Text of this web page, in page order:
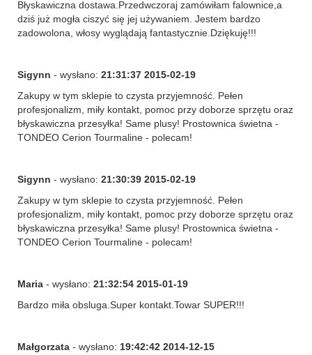
Błyskawiczna dostawa.Przedwczoraj zamówiłam falownice,a
dziś już mogła ciszyć się jej używaniem. Jestem bardzo
zadowolona, włosy wyglądają fantastycznie.Dziękuję!!!
Sigynn - wysłano: 21:31:37 2015-02-19
Zakupy w tym sklepie to czysta przyjemność. Pełen
profesjonalizm, miły kontakt, pomoc przy doborze sprzętu oraz
błyskawiczna przesyłka! Same plusy! Prostownica świetna -
TONDEO Cerion Tourmaline - polecam!
Sigynn - wysłano: 21:30:39 2015-02-19
Zakupy w tym sklepie to czysta przyjemność. Pełen
profesjonalizm, miły kontakt, pomoc przy doborze sprzętu oraz
błyskawiczna przesyłka! Same plusy! Prostownica świetna -
TONDEO Cerion Tourmaline - polecam!
Maria - wysłano: 21:32:54 2015-01-19
Bardzo miła obsluga.Super kontakt.Towar SUPER!!!
Małgorzata - wysłano: 19:42:42 2014-12-15